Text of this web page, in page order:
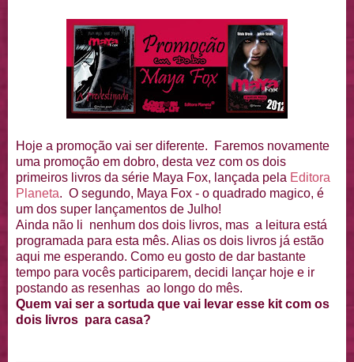
Hoje a promoção vai ser diferente. Faremos novamente
uma promoção em dobro, desta vez com os dois
primeiros livros da série Maya Fox, lançada pela Editora
Planeta. O segundo, Maya Fox - o quadrado magico, é
um dos super lançamentos de Julho!
Ainda não li nenhum dos dois livros, mas a leitura está
programada para esta mês. Alias os dois livros já estão
aqui me esperando. Como eu gosto de dar bastante
tempo para vocês participarem, decidi lançar hoje e ir
postando as resenhas ao longo do mês.
Quem vai ser a sortuda que vai levar esse kit com os
dois livros para casa?